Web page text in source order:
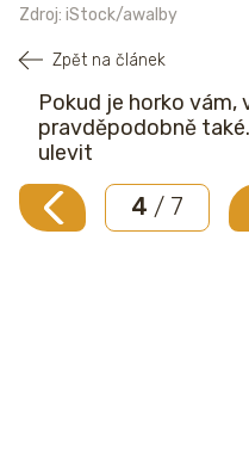
Zdroj: iStock/awalby
Zpět na článek
Pokud je horko vám,
pravděpodobně
ulevit
4 / 7